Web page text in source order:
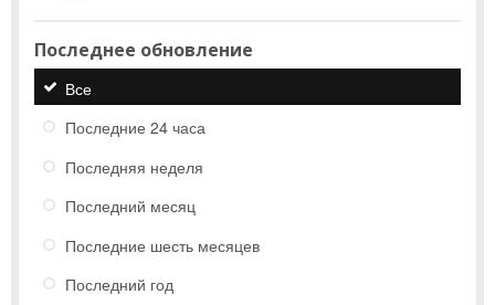
Последнее обновление
Все
Последние 24 часа
Последняя неделя
Последний месяц
Последние шесть месяцев
Последний год